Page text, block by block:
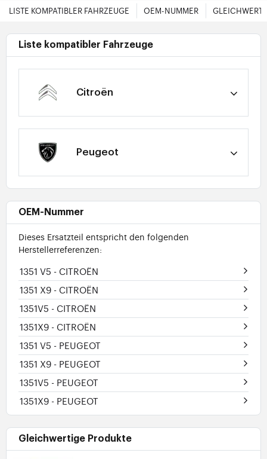
LISTE KOMPATIBLER FAHRZEUGE OEM-NUMMER
Liste kompatibler Fahrzeuge
Citroën
Peugeot
OEM-Nummer
Dieses Ersatzteil entspricht den folgenden
Herstellerreferenzen:
1351 V5 - CITROËN
1351 X9 - CITROËN
1351V5 - CITROËN
1351X9 - CITROËN
1351 V5 - PEUGEOT
1351 X9 - PEUGEOT
1351V5 - PEUGEOT
1351X9 - PEUGEOT
Gleichwertige Produkte